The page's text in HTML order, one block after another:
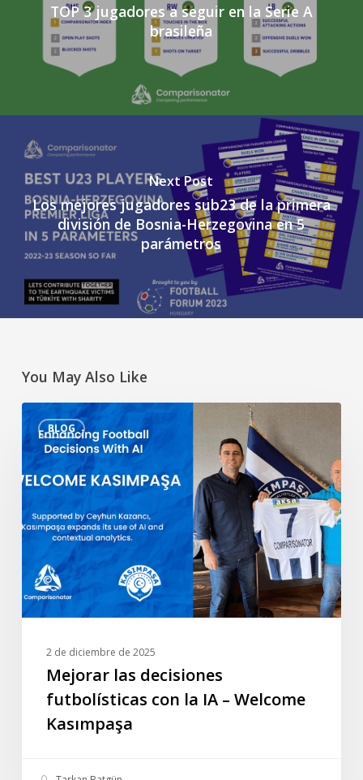
TOP 3 jugadores a seguir en la Serie A
brasileña
Next Post
Los mejores jugadores sub23 de la primera
división de Bosnia-Herzegovina en 5
parámetros
You May Also Like
BLOG
Mejorar
las
decisiones
futbolísticas
Welcome
Kasımpaşa
2 de diciembre de 2025
Mejorar las decisiones
futbolísticas con la IA – Welcome
Kasımpaşa